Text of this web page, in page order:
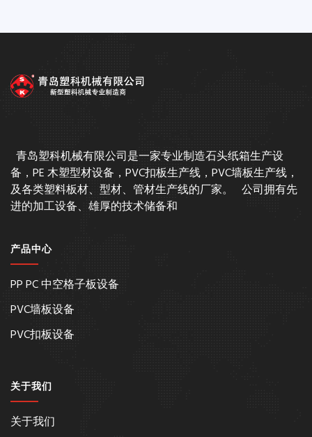
青岛塑科机械有限公司是一家专业制造石头纸箱生产设
备，PE 木塑型材设备，PVC扣板生产线，PVC墙板生产线，
及各类塑料板材、型材、管材生产线的厂家。 公司拥有先
进的加工设备、雄厚的技术储备和
产品中心
PP PC 中空格子板设备
PVC墙板设备
PVC扣板设备
关于我们
关于我们